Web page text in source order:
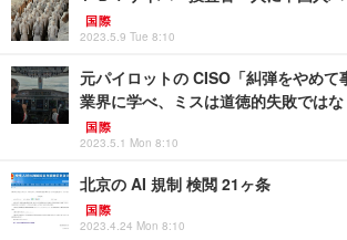
国際
2023.5.9 Tue 8:10
元パイロットの CISO「糾弾をやめて
業界に学べ、ミスは道徳的失敗ではな
国際
2023.5.1 Mon 8:10
北京の AI 規制 検閲 21ヶ条
国際
2023.4.24 Mon 8:10